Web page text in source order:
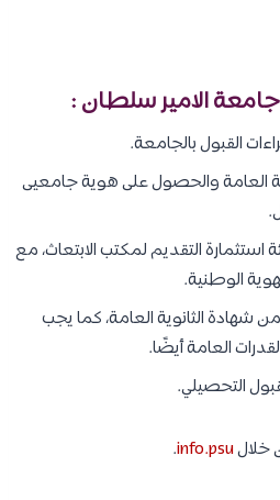
جامعة الامير سلطان :
القبول بالجامعة.
العامة والحصول على هوية جامعيى
التقديم لمكتب الابتعاث، مع
الوطنية.
الثانوية العامة، كما يجب
العامة أيضًا.
التحصيلي.
خلالinfo.psu
.